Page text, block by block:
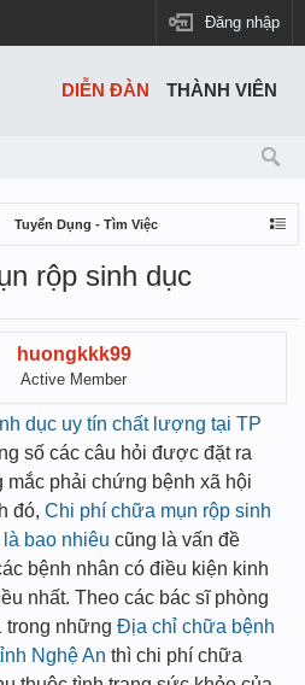
Đăng nhập
Tuyển Dụng - Tìm Việc
rộp sinh dục
huongkkk99
Active Member
dục uy tín chất lượng tại TP
số các câu hỏi được đặt ra
mắc phải chứng bệnh xã hội
đó, Chi phí chữa mụn rộp sinh
bao nhiêu cũng là vấn đề
bệnh nhân có điều kiện kinh
nhất. Theo các bác sĩ phòng
trong những Địa chỉ chữa bệnh
Nghệ An thì chi phí chữa
DIỄN ĐÀN THÀNH VIÊN